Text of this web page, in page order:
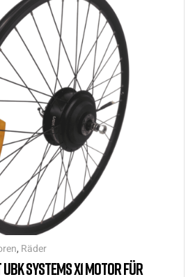
, Räder
SYSTEMS X1 MOTOR FÜR